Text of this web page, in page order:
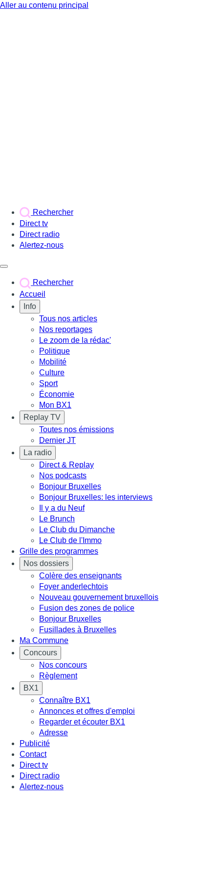
Aller au contenu principal
Rechercher
Direct tv
Direct radio
Alertez-nous
Rechercher
Accueil
Info
Tous nos articles
Nos reportages
Le zoom de la rédac'
Politique
Mobilité
Culture
Sport
Économie
Mon BX1
Replay TV
Toutes nos émissions
Dernier JT
La radio
Direct & Replay
Nos podcasts
Bonjour Bruxelles
Bonjour Bruxelles: les interviews
Il y a du Neuf
Le Brunch
Le Club du Dimanche
Le Club de l'Immo
Grille des programmes
Nos dossiers
Colère des enseignants
Foyer anderlechtois
Nouveau gouvernement bruxellois
Fusion des zones de police
Bonjour Bruxelles
Fusillades à Bruxelles
Ma Commune
Concours
Nos concours
Règlement
BX1
Connaître BX1
Annonces et offres d'emploi
Regarder et écouter BX1
Adresse
Publicité
Contact
Direct tv
Direct radio
Alertez-nous